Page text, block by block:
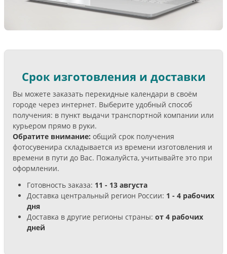
Срок изготовления и доставки
Вы можете заказать перекидные календари в своём
городе через интернет. Выберите удобный способ
получения: в пункт выдачи транспортной компании или
курьером прямо в руки.
Обратите внимание: общий срок получения
фотосувенира складывается из времени изготовления и
времени в пути до Вас. Пожалуйста, учитывайте это при
оформлении.
Готовность заказа: 11 - 13 августа
Доставка центральный регион России: 1 - 4 рабочих
дня
Доставка в другие регионы страны: от 4 рабочих
дней